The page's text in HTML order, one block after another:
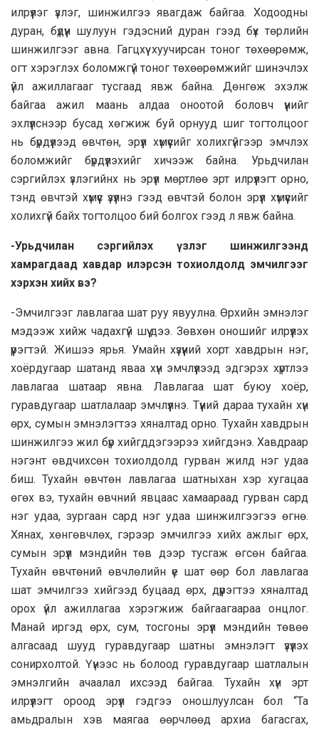
илрүүлэг үзлэг, шинжилгээ явагдаж байгаа. Ходоодны
дуран, бүдүүн шулуун гэдэсний дуран гээд бүх төрлийн
шинжилгээг авна. Гагцхүү хуучирсан тоног төхөөрөмж,
огт хэрэглэх боломжгүй тоног төхөөрөмжийг шинэчлэх
үйл ажиллагааг тусгаад явж байна. Дөнгөж эхэлж
байгаа ажил маань алдаа оноотой боловч үүнийг
эхлүүлснээр бусад хөгжиж буй орнууд шиг тогтолцоог
нь бүрдүүлээд өвчтөн, эрүүл хүмүүсийг холихгүйгээр эмчлэх
боломжийг бүрдүүлэхийг хичээж байна. Урьдчилан
сэргийлэх үзлэгийнх нь эрүүл мөртлөө эрт илрүүлэгт орно,
тэнд өвчтэй хүмүүс үзүүлнэ гээд өвчтэй болон эрүүл хүмүүсийг
холихгүй байх тогтолцоо бий болгох гээд л явж байна.
-Урьдчилан сэргийлэх үзлэг шинжилгээнд
хамрагдаад хавдар илэрсэн тохиолдолд эмчилгээг
хэрхэн хийх вэ?
-Эмчилгээг лавлагаа шат руу явуулна. Өрхийн эмнэлэг
мэдээж хийж чадахгүй шүү дээ. Зөвхөн оношийг илрүүлэх
үүрэгтэй. Жишээ ярья. Умайн хүзүүний хорт хавдрын нэг,
хоёрдугаар шатанд яваа хүн эмчлүүлээд эдгэрэх хүртлээ
лавлагаа шатаар явна. Лавлагаа шат буюу хоёр,
гуравдугаар шатлалаар эмчлүүлнэ. Түүний дараа тухайн хүн
өрх, сумын эмнэлэгтээ хяналтад орно. Тухайн хавдрын
шинжилгээ жил бүр хийгддэгээрээ хийгдэнэ. Хавдраар
нэгэнт өвдчихсөн тохиолдолд гурван жилд нэг удаа
биш. Тухайн өвчтөн лавлагаа шатныхан хэр хугацаа
өгөх вэ, тухайн өвчний явцаас хамаараад гурван сард
нэг удаа, зургаан сард нэг удаа шинжилгээгээ өгнө.
Хянах, хөнгөвчлөх, гэрээр эмчилгээ хийх ажлыг өрх,
сумын эрүүл мэндийн төв дээр тусгаж өгсөн байгаа.
Тухайн өвчтөний өвчлөлийн үе шат өөр бол лавлагаа
шат эмчилгээ хийгээд буцаад өрх, дүүрэгтээ хяналтад
орох үйл ажиллагаа хэрэгжиж байгаагаараа онцлог.
Манай иргэд өрх, сум, тосгоны эрүүл мэндийн төвөө
алгасаад шууд гуравдугаар шатны эмнэлэгт үзүүлэх
сонирхолтой. Үүнээс нь болоод гуравдугаар шатлалын
эмнэлгийн ачаалал ихсээд байгаа. Тухайн хүн эрт
илрүүлэгт ороод эрүүл гэдгээ оношлуулсан бол “Та
амьдралын хэв маягаа өөрчлөөд архиа багасгах,